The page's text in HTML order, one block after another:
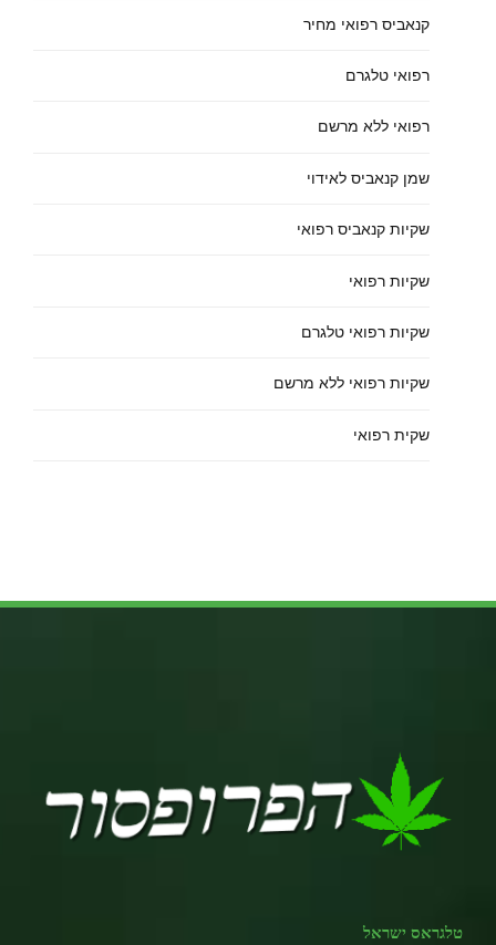
קנאביס רפואי מחיר
רפואי טלגרם
רפואי ללא מרשם
שמן קנאביס לאידוי
שקיות קנאביס רפואי
שקיות רפואי
שקיות רפואי טלגרם
שקיות רפואי ללא מרשם
שקית רפואי
טלגראס ישראל